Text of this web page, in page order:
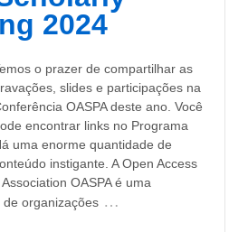
2024
o prazer de compartilhar as
slides e participações na
OASPA deste ano. Você
encontrar links no Programa
uma enorme quantidade de
instigante. A Open Access
OASPA é uma
organizações …